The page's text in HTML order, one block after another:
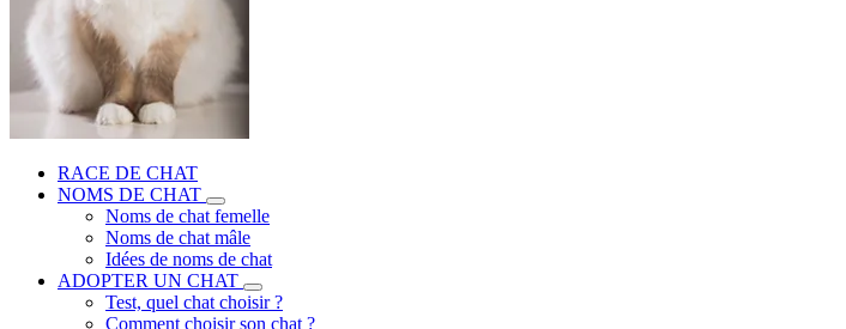
RACE DE CHAT
NOMS DE CHAT
Noms de chat femelle
Noms de chat mâle
Idées de noms de chat
ADOPTER UN CHAT
Test, quel chat choisir ?
Comment choisir son chat ?